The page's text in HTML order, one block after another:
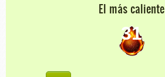
El más caliente
31